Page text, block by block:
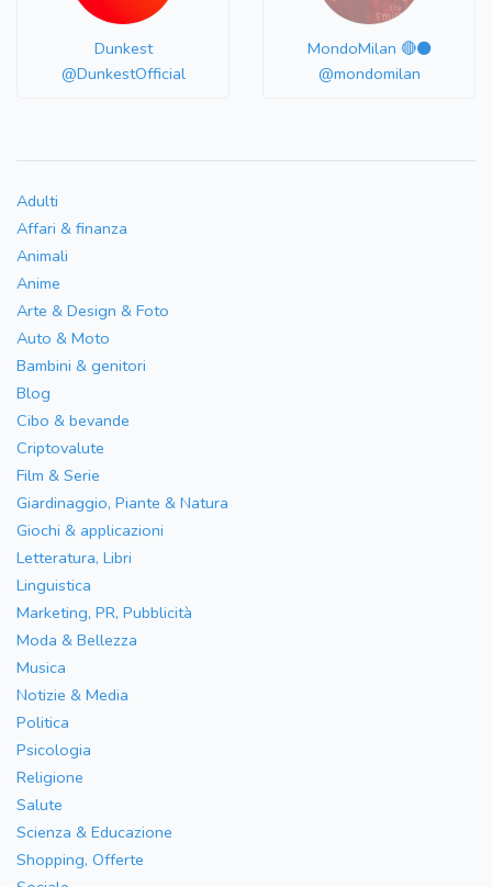
Dunkest
@DunkestOfficial
MondoMilan 🔴⚫️
@mondomilan
Adulti
Affari & finanza
Animali
Anime
Arte & Design & Foto
Auto & Moto
Bambini & genitori
Blog
Cibo & bevande
Criptovalute
Film & Serie
Giardinaggio, Piante & Natura
Giochi & applicazioni
Letteratura, Libri
Linguistica
Marketing, PR, Pubblicità
Moda & Bellezza
Musica
Notizie & Media
Politica
Psicologia
Religione
Salute
Scienza & Educazione
Shopping, Offerte